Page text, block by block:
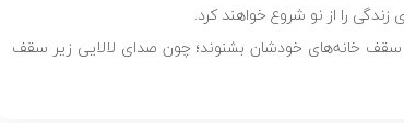
را از نو شروع خواهند کرد.
سقف خانه‌های خودشان بشنوند؛ چون صدای لالایی زیر سقف